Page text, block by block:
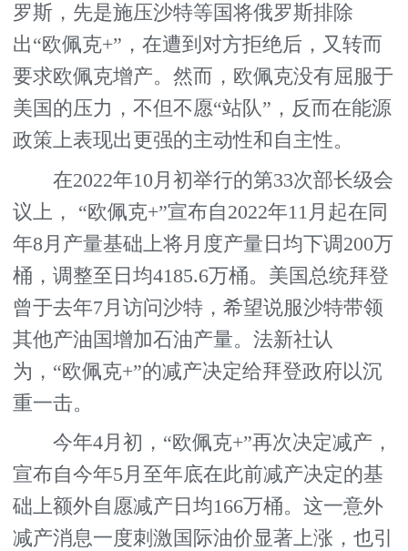
罗斯，先是施压沙特等国将俄罗斯排除
出“欧佩克+”，在遭到对方拒绝后，又转而
要求欧佩克增产。然而，欧佩克没有屈服于
美国的压力，不但不愿“站队”，反而在能源
政策上表现出更强的主动性和自主性。
在2022年10月初举行的第33次部长级会
议上， “欧佩克+”宣布自2022年11月起在同
年8月产量基础上将月度产量日均下调200万
桶，调整至日均4185.6万桶。美国总统拜登
曾于去年7月访问沙特，希望说服沙特带领
其他产油国增加石油产量。法新社认
为，“欧佩克+”的减产决定给拜登政府以沉
重一击。
今年4月初，“欧佩克+”再次决定减产，
宣布自今年5月至年底在此前减产决定的基
础上额外自愿减产日均166万桶。这一意外
减产消息一度刺激国际油价显著上涨，也引